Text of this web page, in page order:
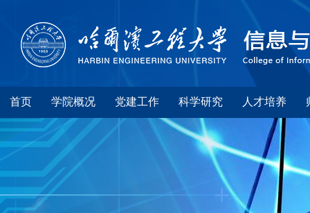
首页 学院概况 党建工作 科学研究 人才培养